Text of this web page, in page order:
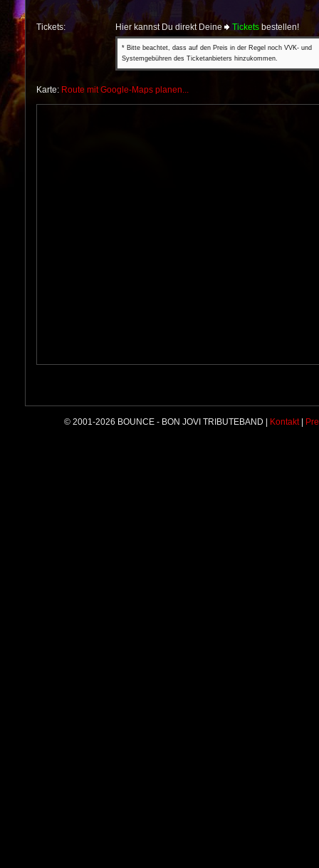
Tickets: Hier kannst Du direkt Deine Tickets bestellen!
* Bitte beachtet, dass auf den Preis in der Regel noch VVK- und
Systemgebühren des Ticketanbieters hinzukommen.
Karte: Route mit Google-Maps planen...
© 2001-2026 BOUNCE - BON JOVI TRIBUTEBAND | Kontakt|